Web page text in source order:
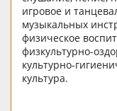
игровое и
музыкальных
физическое
физкультурно-
культурно-
культура.